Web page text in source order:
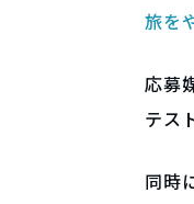
旅を
応募
テス
同時